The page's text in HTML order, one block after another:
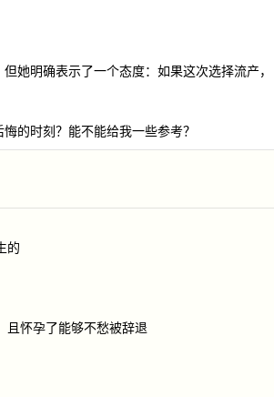
她明确表示了一个态度：如果这次选择流产，
的时刻？能不能给我一些参考？
的
且怀孕了能够不愁被辞退